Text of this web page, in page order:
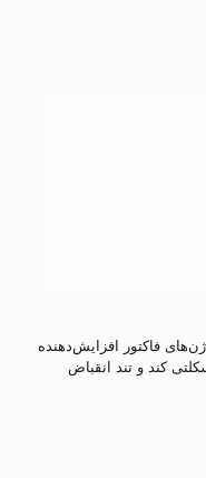
فاکتور افزایش‌دهنده
داستیلاز۴ عضلات اسکلتی کند و تند انقباض